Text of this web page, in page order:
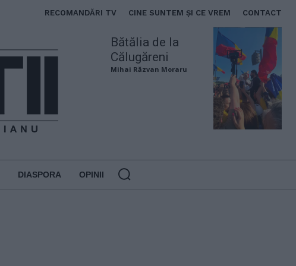
RECOMANDĂRI TV CINE SUNTEM ȘI CE VREM CONTACT
Bătălia de la
Călugăreni
Mihai Răzvan Moraru
DIASPORA OPINII